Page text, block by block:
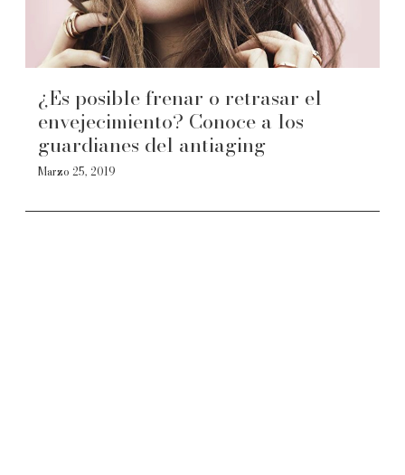
¿Es posible frenar o retrasar el
envejecimiento? Conoce a los
guardianes del antiaging
Marzo 25, 2019